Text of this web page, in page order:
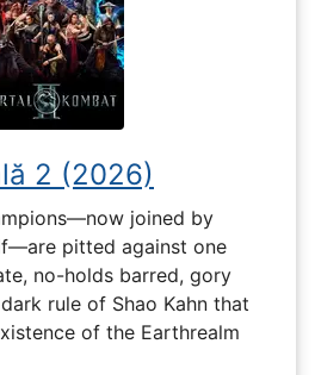
2 (2026)
joined by
pitted against one
no-holds barred, gory
rule of Shao Kahn that
of the Earthrealm